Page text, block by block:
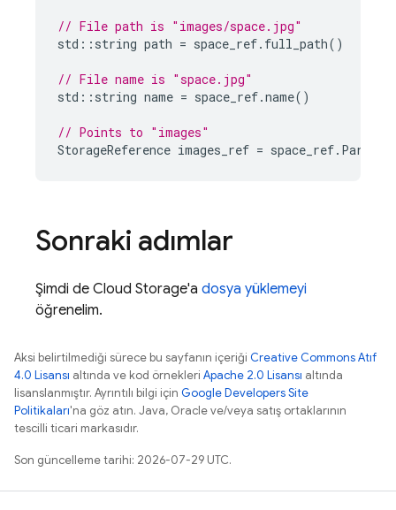
// File path is "images/space.jpg"
std :: string path = space_ref. full_path()
// File name is "space.jpg"
std :: string name = space_ref.name()
// Points to "images"
StorageReference images_ref = space_ref. Parent
Sonraki adımlar
Şimdi de Cloud Storage'a dosya yüklemeyi
öğrenelim.
Aksi belirtilmediği sürece bu sayfanın içeriği Creative Commons Atıf
4.0 Lisansı altında ve kod örnekleri Apache 2.0 Lisansı altında
lisanslanmıştır. Ayrıntılı bilgi için Google Developers Site
Politikaları'na göz atın. Java, Oracle ve/veya satış ortaklarının
tescilli ticari markasıdır.
Son güncelleme tarihi: 2026-07-29 UTC.